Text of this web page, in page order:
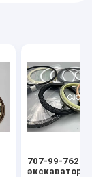
707-99-76260
экскаватора